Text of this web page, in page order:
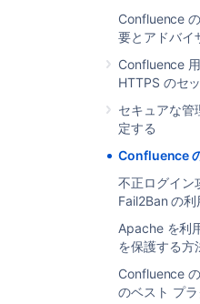
Confluence
要とアドバイ
Confluence
HTTPS のセ
セキュアな管
定する
Confluence
不正ログイン
Fail2Ban の利
Apache を利
を保護する方
Confluence
のベスト プラ
「ログイン
る」cookie